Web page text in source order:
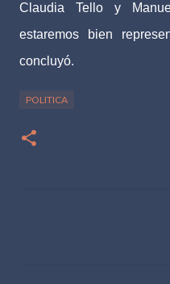
Claudia Tello y
estaremos bien
concluyó.
POLITICA